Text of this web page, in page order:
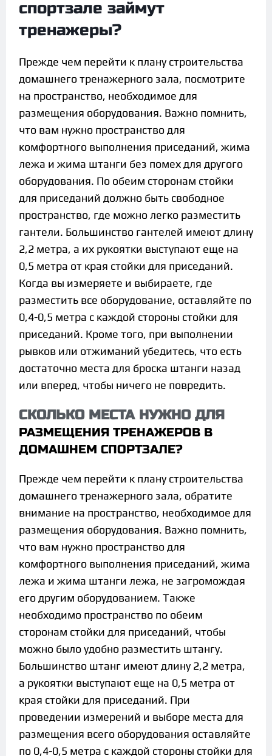
спортзале займут
тренажеры?
Прежде чем перейти к плану строительства
домашнего тренажерного зала, посмотрите
на пространство, необходимое для
размещения оборудования. Важно помнить,
что вам нужно пространство для
комфортного выполнения приседаний, жима
лежа и жима штанги без помех для другого
оборудования. По обеим сторонам стойки
для приседаний должно быть свободное
пространство, где можно легко разместить
гантели. Большинство гантелей имеют длину
2,2 метра, а их рукоятки выступают еще на
0,5 метра от края стойки для приседаний.
Когда вы измеряете и выбираете, где
разместить все оборудование, оставляйте по
0,4-0,5 метра с каждой стороны стойки для
приседаний. Кроме того, при выполнении
рывков или отжиманий убедитесь, что есть
достаточно места для броска штанги назад
или вперед, чтобы ничего не повредить.
СКОЛЬКО МЕСТА НУЖНО ДЛЯ
РАЗМЕЩЕНИЯ ТРЕНАЖЕРОВ В
ДОМАШНЕМ СПОРТЗАЛЕ?
Прежде чем перейти к плану строительства
домашнего тренажерного зала, обратите
внимание на пространство, необходимое для
размещения оборудования. Важно помнить,
что вам нужно пространство для
комфортного выполнения приседаний, жима
лежа и жима штанги лежа, не загромождая
его другим оборудованием. Также
необходимо пространство по обеим
сторонам стойки для приседаний, чтобы
можно было удобно разместить штангу.
Большинство штанг имеют длину 2,2 метра,
а рукоятки выступают еще на 0,5 метра от
края стойки для приседаний. При
проведении измерений и выборе места для
размещения всего оборудования оставляйте
по 0,4-0,5 метра с каждой стороны стойки для